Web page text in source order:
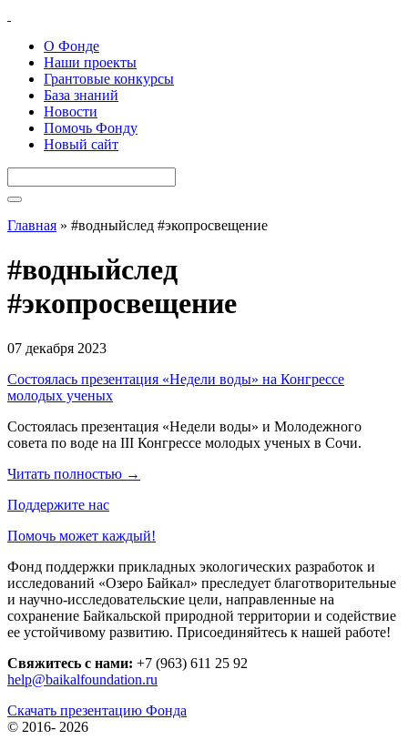
О Фонде
Наши проекты
Грантовые конкурсы
База знаний
Новости
Помочь Фонду
Новый сайт
Главная » #водныйслед #экопросвещение
#водныйслед
#экопросвещение
07 декабря 2023
Состоялась презентация «Недели воды» на Конгрессе
молодых ученых
Состоялась презентация «Недели воды» и Молодежного
совета по воде на III Конгрессе молодых ученых в Сочи.
Читать полностью →
Поддержите нас
Помочь может каждый!
Фонд поддержки прикладных экологических разработок и
исследований «Озеро Байкал» преследует благотворительные
и научно-исследовательские цели, направленные на
сохранение Байкальской природной территории и содействие
ее устойчивому развитию. Присоединяйтесь к нашей работе!
Свяжитесь с нами: +7 (963) 611 25 92
help@baikalfoundation.ru
Скачать презентацию Фонда
© 2016- 2026